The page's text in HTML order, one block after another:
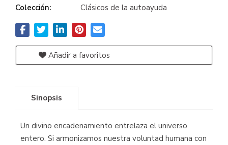
Colección:
Clásicos de la autoayuda
Añadir a favoritos
Sinopsis
Un divino encadenamiento entrelaza el universo
entero. Si armonizamos nuestra voluntad humana con